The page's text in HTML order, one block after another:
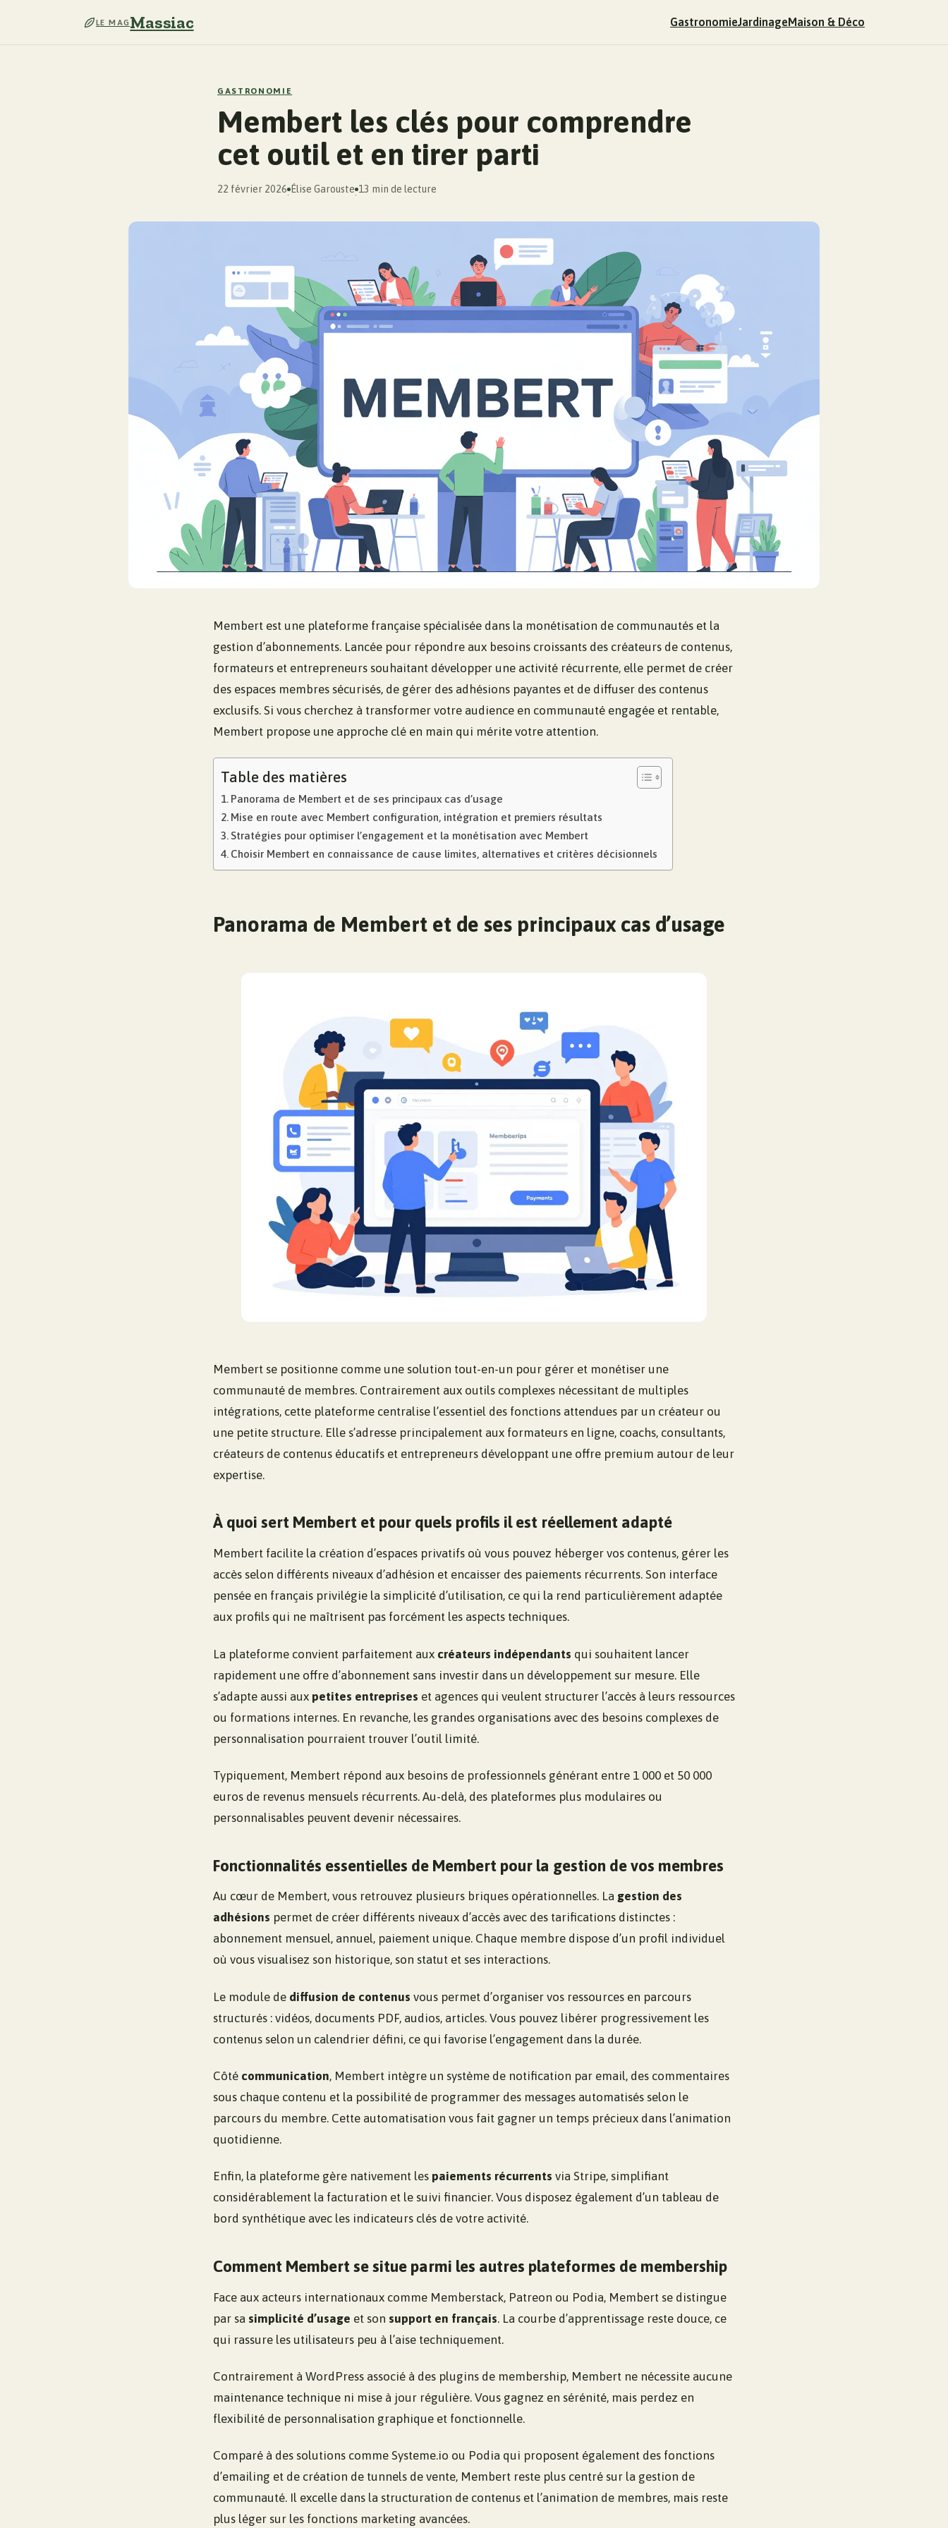
LE MAGMassiac GastronomieJardinageMaison & Déco
GASTRONOMIE
Membert les clés pour comprendre
cet outil et en tirer parti
22 février 2026
·
Élise Garouste
·
13 min de lecture
Membert est une plateforme française spécialisée dans la monétisation de communautés et la
gestion d’abonnements. Lancée pour répondre aux besoins croissants des créateurs de contenus,
formateurs et entrepreneurs souhaitant développer une activité récurrente, elle permet de créer
des espaces membres sécurisés, de gérer des adhésions payantes et de diffuser des contenus
exclusifs. Si vous cherchez à transformer votre audience en communauté engagée et rentable,
Membert propose une approche clé en main qui mérite votre attention.
Table des matières
Panorama de Membert et de ses principaux cas d’usage
Mise en route avec Membert configuration, intégration et premiers résultats
Stratégies pour optimiser l’engagement et la monétisation avec Membert
Choisir Membert en connaissance de cause limites, alternatives et critères décisionnels
Panorama de Membert et de ses principaux cas d’usage
Membert se positionne comme une solution tout-en-un pour gérer et monétiser une
communauté de membres. Contrairement aux outils complexes nécessitant de multiples
intégrations, cette plateforme centralise l’essentiel des fonctions attendues par un créateur ou
une petite structure. Elle s’adresse principalement aux formateurs en ligne, coachs, consultants,
créateurs de contenus éducatifs et entrepreneurs développant une offre premium autour de leur
expertise.
À quoi sert Membert et pour quels profils il est réellement adapté
Membert facilite la création d’espaces privatifs où vous pouvez héberger vos contenus, gérer les
accès selon différents niveaux d’adhésion et encaisser des paiements récurrents. Son interface
pensée en français privilégie la simplicité d’utilisation, ce qui la rend particulièrement adaptée
aux profils qui ne maîtrisent pas forcément les aspects techniques.
La plateforme convient parfaitement aux créateurs indépendants qui souhaitent lancer
rapidement une offre d’abonnement sans investir dans un développement sur mesure. Elle
s’adapte aussi aux petites entreprises et agences qui veulent structurer l’accès à leurs ressources
ou formations internes. En revanche, les grandes organisations avec des besoins complexes de
personnalisation pourraient trouver l’outil limité.
Typiquement, Membert répond aux besoins de professionnels générant entre 1 000 et 50 000
euros de revenus mensuels récurrents. Au-delà, des plateformes plus modulaires ou
personnalisables peuvent devenir nécessaires.
Fonctionnalités essentielles de Membert pour la gestion de vos membres
Au cœur de Membert, vous retrouvez plusieurs briques opérationnelles. La gestion des
adhésions permet de créer différents niveaux d’accès avec des tarifications distinctes :
abonnement mensuel, annuel, paiement unique. Chaque membre dispose d’un profil individuel
où vous visualisez son historique, son statut et ses interactions.
Le module de diffusion de contenus vous permet d’organiser vos ressources en parcours
structurés : vidéos, documents PDF, audios, articles. Vous pouvez libérer progressivement les
contenus selon un calendrier défini, ce qui favorise l’engagement dans la durée.
Côté communication, Membert intègre un système de notification par email, des commentaires
sous chaque contenu et la possibilité de programmer des messages automatisés selon le
parcours du membre. Cette automatisation vous fait gagner un temps précieux dans l’animation
quotidienne.
Enfin, la plateforme gère nativement les paiements récurrents via Stripe, simplifiant
considérablement la facturation et le suivi financier. Vous disposez également d’un tableau de
bord synthétique avec les indicateurs clés de votre activité.
Comment Membert se situe parmi les autres plateformes de membership
Face aux acteurs internationaux comme Memberstack, Patreon ou Podia, Membert se distingue
par sa simplicité d’usage et son support en français. La courbe d’apprentissage reste douce, ce
qui rassure les utilisateurs peu à l’aise techniquement.
Contrairement à WordPress associé à des plugins de membership, Membert ne nécessite aucune
maintenance technique ni mise à jour régulière. Vous gagnez en sérénité, mais perdez en
flexibilité de personnalisation graphique et fonctionnelle.
Comparé à des solutions comme Systeme.io ou Podia qui proposent également des fonctions
d’emailing et de création de tunnels de vente, Membert reste plus centré sur la gestion de
communauté. Il excelle dans la structuration de contenus et l’animation de membres, mais reste
plus léger sur les fonctions marketing avancées.